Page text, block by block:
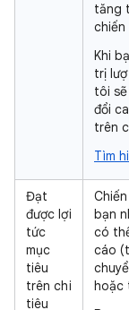
tăng
chiến
Khi
trị
tôi
đổi
trên
Tìm
Đạt
được lợi
tức
mục
tiêu
trên chi
tiêu
bạn
có
cáo
hoặc